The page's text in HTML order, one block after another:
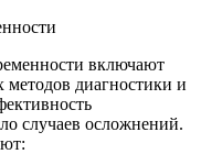
включают
методов диагностики и
случаев осложнений.